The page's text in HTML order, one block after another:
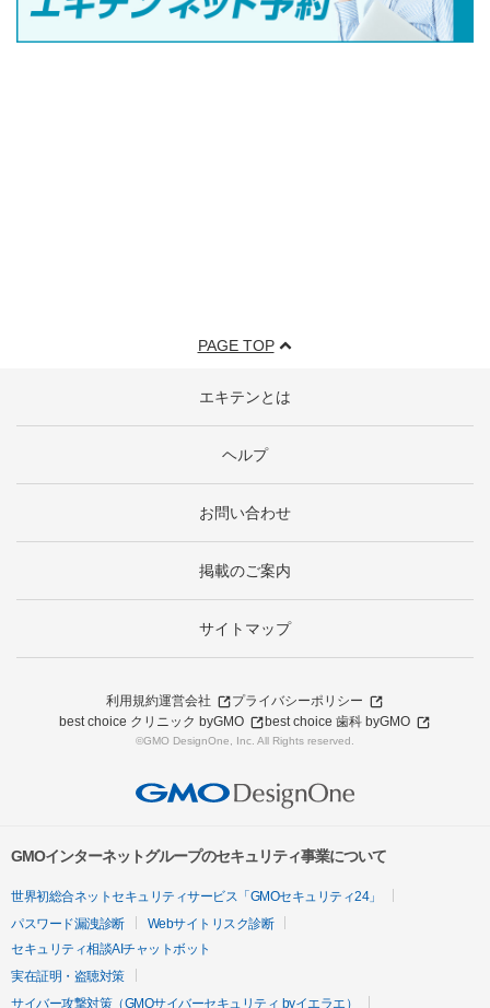
PAGE TOP
エキテンとは
ヘルプ
お問い合わせ
掲載のご案内
サイトマップ
利用規約運営会社
プライバシーポリシー
best choice クリニック byGMO
best choice 歯科 byGMO
©GMO DesignOne, Inc. All Rights reserved.
GMOインターネットグループのセキュリティ事業について
世界初総合ネットセキュリティサービス「GMOセキュリティ24」
パスワード漏洩診断
Webサイトリスク診断
セキュリティ相談AIチャットボット
実在証明・盗聴対策
サイバー攻撃対策（GMOサイバーセキュリティ byイエラエ）